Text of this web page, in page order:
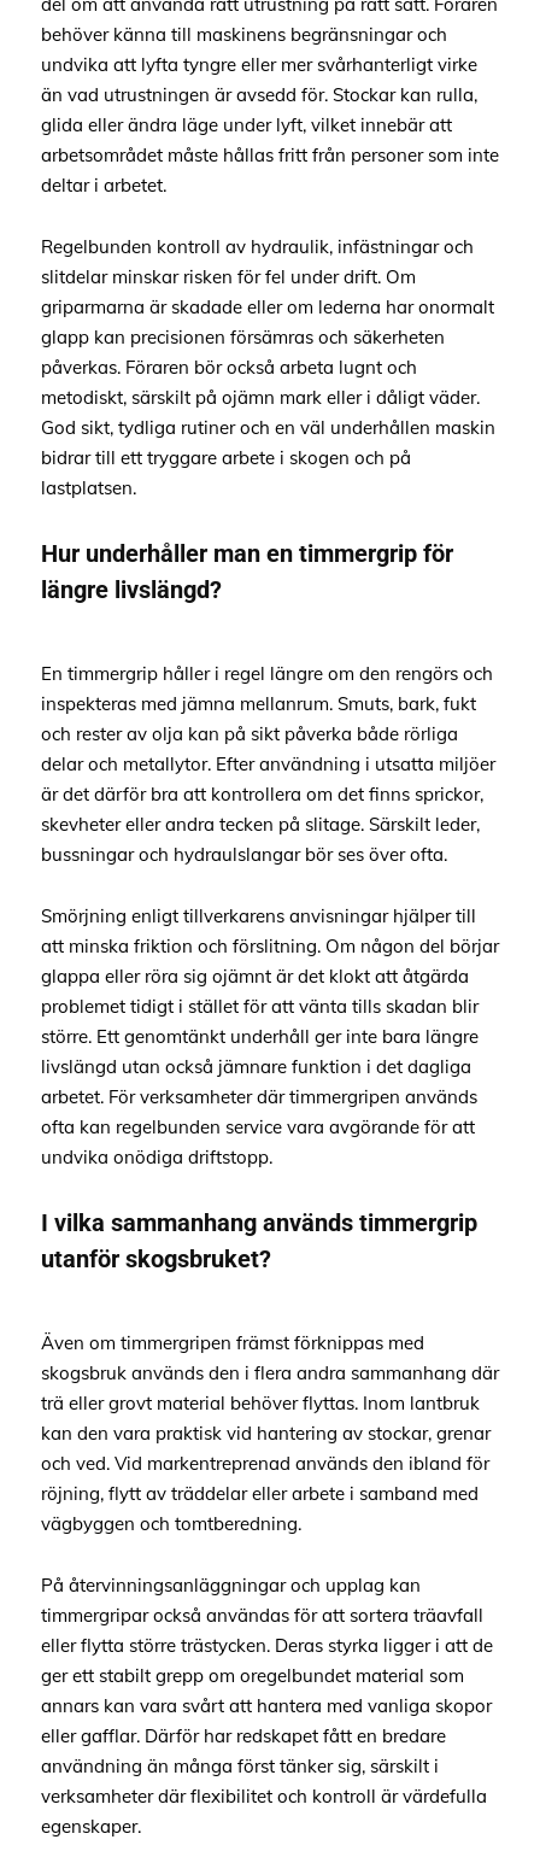
behöver känna till maskinens begränsningar och
undvika att lyfta tyngre eller mer svårhanterligt virke
än vad utrustningen är avsedd för. Stockar kan rulla,
glida eller ändra läge under lyft, vilket innebär att
arbetsområdet måste hållas fritt från personer som inte
deltar i arbetet.
Regelbunden kontroll av hydraulik, infästningar och
slitdelar minskar risken för fel under drift. Om
griparmarna är skadade eller om lederna har onormalt
glapp kan precisionen försämras och säkerheten
påverkas. Föraren bör också arbeta lugnt och
metodiskt, särskilt på ojämn mark eller i dåligt väder.
God sikt, tydliga rutiner och en väl underhållen maskin
bidrar till ett tryggare arbete i skogen och på
lastplatsen.
Hur underhåller man en timmergrip för
längre livslängd?
En timmergrip håller i regel längre om den rengörs och
inspekteras med jämna mellanrum. Smuts, bark, fukt
och rester av olja kan på sikt påverka både rörliga
delar och metallytor. Efter användning i utsatta miljöer
är det därför bra att kontrollera om det finns sprickor,
skevheter eller andra tecken på slitage. Särskilt leder,
bussningar och hydraulslangar bör ses över ofta.
Smörjning enligt tillverkarens anvisningar hjälper till
att minska friktion och förslitning. Om någon del börjar
glappa eller röra sig ojämnt är det klokt att åtgärda
problemet tidigt i stället för att vänta tills skadan blir
större. Ett genomtänkt underhåll ger inte bara längre
livslängd utan också jämnare funktion i det dagliga
arbetet. För verksamheter där timmergripen används
ofta kan regelbunden service vara avgörande för att
undvika onödiga driftstopp.
I vilka sammanhang används timmergrip
utanför skogsbruket?
Även om timmergripen främst förknippas med
skogsbruk används den i flera andra sammanhang där
trä eller grovt material behöver flyttas. Inom lantbruk
kan den vara praktisk vid hantering av stockar, grenar
och ved. Vid markentreprenad används den ibland för
röjning, flytt av träddelar eller arbete i samband med
vägbyggen och tomtberedning.
På återvinningsanläggningar och upplag kan
timmergripar också användas för att sortera träavfall
eller flytta större trästycken. Deras styrka ligger i att de
ger ett stabilt grepp om oregelbundet material som
annars kan vara svårt att hantera med vanliga skopor
eller gafflar. Därför har redskapet fått en bredare
användning än många först tänker sig, särskilt i
verksamheter där flexibilitet och kontroll är värdefulla
egenskaper.